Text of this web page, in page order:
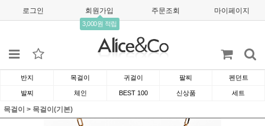
로그인 회원가입
3,000원 적립
주문조회 마이페이지
반지 목걸이 귀걸이 팔찌 펜던트
발찌 체인 BEST 100 신상품 세트
목걸이 > 목걸이(기본)